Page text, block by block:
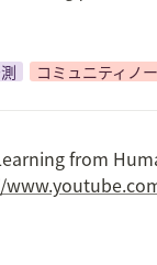
コミュニティノ
from